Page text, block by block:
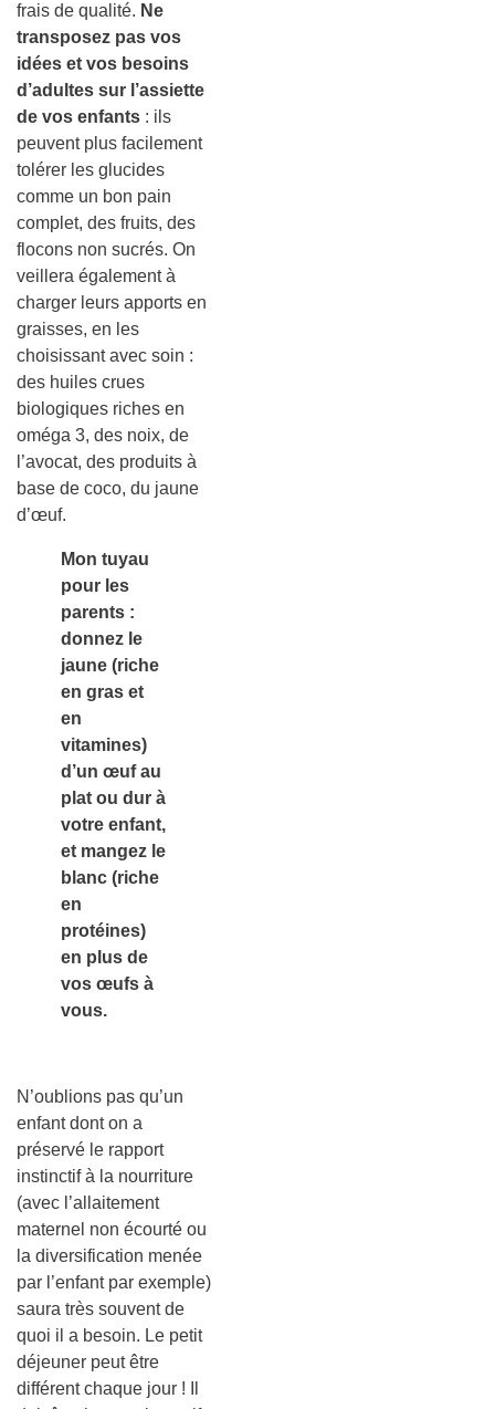
frais de qualité. Ne
transposez pas vos
idées et vos besoins
d’adultes sur l’assiette
de vos enfants : ils
peuvent plus facilement
tolérer les glucides
comme un bon pain
complet, des fruits, des
flocons non sucrés. On
veillera également à
charger leurs apports en
graisses, en les
choisissant avec soin :
des huiles crues
biologiques riches en
oméga 3, des noix, de
l’avocat, des produits à
base de coco, du jaune
d’œuf.
Mon tuyau
pour les
parents :
donnez le
jaune (riche
en gras et
en
vitamines)
d’un œuf au
plat ou dur à
votre enfant,
et mangez le
blanc (riche
en
protéines)
en plus de
vos œufs à
vous.
N’oublions pas qu’un
enfant dont on a
préservé le rapport
instinctif à la nourriture
(avec l’allaitement
maternel non écourté ou
la diversification menée
par l’enfant par exemple)
saura très souvent de
quoi il a besoin. Le petit
déjeuner peut être
différent chaque jour ! Il